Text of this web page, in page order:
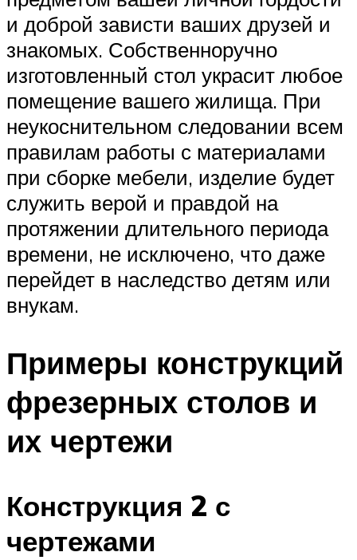
и доброй зависти ваших друзей и
знакомых. Собственноручно
изготовленный стол украсит любое
помещение вашего жилища. При
неукоснительном следовании всем
правилам работы с материалами
при сборке мебели, изделие будет
служить верой и правдой на
протяжении длительного периода
времени, не исключено, что даже
перейдет в наследство детям или
внукам.
Примеры конструкций
фрезерных столов и
их чертежи
Конструкция 2 с
чертежами